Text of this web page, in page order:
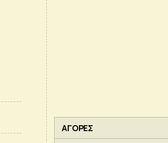
ΑΓΟΡΕΣ